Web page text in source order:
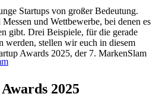
Startups von großer Bedeutung.
und Wettbewerbe, bei denen es
gibt. Drei Beispiele, für die gerade
werden, stellen wir euch in diesem
Awards 2025, der 7. MarkenSlam
2025